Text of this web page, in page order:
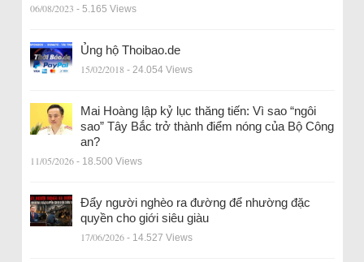
06/08/2023 - 5.165 Views
Ủng hộ Thoibao.de
15/02/2018 - 24.054 Views
Mai Hoàng lập kỷ lục thăng tiến: Vì sao “ngôi
sao” Tây Bắc trở thành điểm nóng của Bộ Công
an?
11/05/2026 - 18.500 Views
Đẩy người nghèo ra đường để nhường đặc
quyền cho giới siêu giàu
17/06/2026 - 14.527 Views